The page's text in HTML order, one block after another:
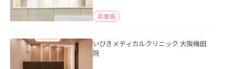
兵庫県
いびきメディカルクリニック 大阪梅田
院